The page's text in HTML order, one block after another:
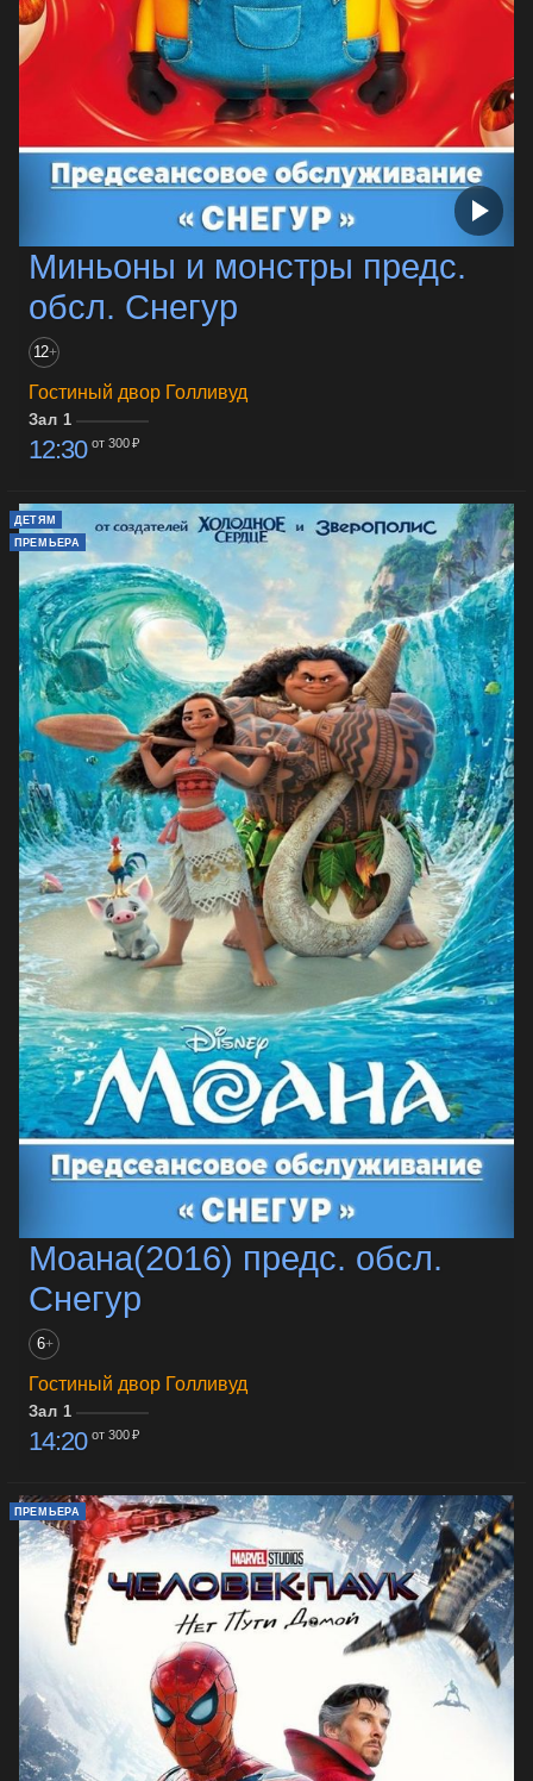
Миньоны и монстры предс.
обсл. Снегур
12+
Гостиный двор Голливуд
Зал 1
12:30 от 300 ₽
ДЕТЯМ
ПРЕМЬЕРА
Моана(2016) предс. обсл.
Снегур
6+
Гостиный двор Голливуд
Зал 1
14:20 от 300 ₽
ПРЕМЬЕРА